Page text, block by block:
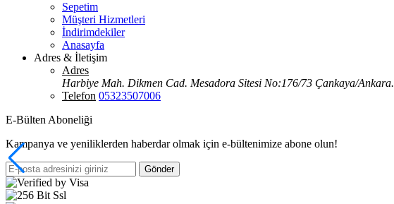
Sepetim
Müşteri Hizmetleri
İndirimdekiler
Anasayfa
Adres & İletişim
Adres
Harbiye Mah. Dikmen Cad. Mesadora Sitesi No:176/73 Çankaya/Ankara.
Telefon 05323507006
E-Bülten Aboneliği
Kampanya ve yeniliklerden haberdar olmak için e-bültenimize abone olun!
Gönder